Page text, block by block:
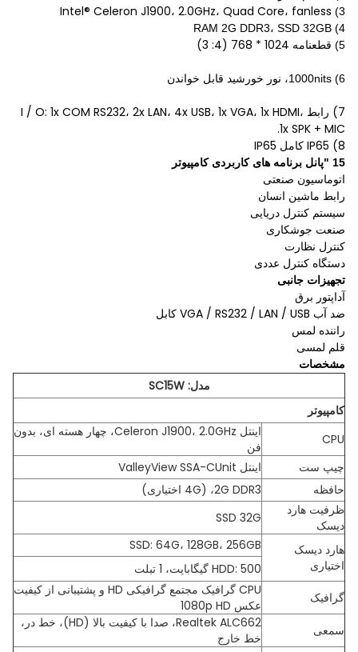
3)
4) RAM 2G DDR3، SSD 32GB
5) قطعنامه
6) 1000nits، نور خورشید قابل خواندن
7) رابط I / O: 1x COM RS232، 2x LAN، 4x USB، 1x VGA، 1x HDMI،
1x SPK + MIC.
8) IP65 کامل IP65
15 "پانل برنامه های کاربردی کامپیوتر
اتوماسیون صنعتی
رابط ماشین انسان
سیستم کنترل دریایی
صنعت جوشکاری
کنترل نظارت
دستگاه کنترل عددی
تجهیزات جانبی
آداپتور برق
ضد آب VGA / RS232 / LAN / USB کابل
راننده لمس
قلم لمسی
مشخصات
مدل: SC15W
کامپیوتر
CPU
اینتل Celeron J1900، 2.0GHz، چهار هسته ای، بدون
فن
چیپ ست
اینتل ValleyView SSA-CUnit
حافظه
2G DDR3، (4G اختیاری)
ظرفیت هارد
دیسک
SSD 32G
هارد دیسک
اختیاری
SSD: 64G، 128GB، 256GB
HDD: 500 گیگابایت، 1 تبلت
گرافیک
CPU گرافیک مجتمع گرافیکی HD و پشتیبانی از کیفیت
عکس 1080p HD
سمعی
Realtek ALC662، صدا با کیفیت بالا (HD)، خط در،
خط خارج